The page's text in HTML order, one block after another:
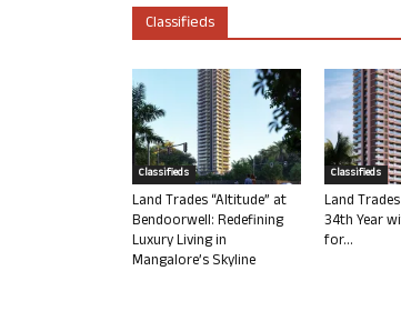
Classifieds
Classifieds
Land Trades “Altitude” at
Bendoorwell: Redefining
Luxury Living in
Mangalore’s Skyline
Classifieds
Land
34th Year
for...